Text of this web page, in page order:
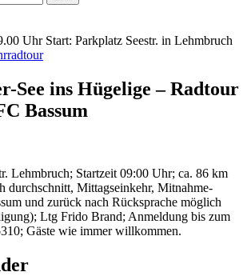
Uhr Start: Parkplatz Seestr. in Lehmbruch
See ins Hügelige – Radtour
Bassum
Lehmbruch; Startzeit 09:00 Uhr; ca. 86 km
durchschnitt, Mittagseinkehr, Mitnahme-
und zurück nach Rücksprache möglich
Ltg Frido Brand; Anmeldung bis zum
Gäste wie immer willkommen.